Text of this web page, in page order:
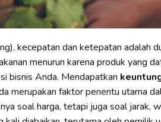
kecepatan dan ketepatan adalah
menurun karena produk yang
bisnis Anda. Mendapatkan
merupakan faktor penentu utama
soal harga, tetapi juga soal jarak,